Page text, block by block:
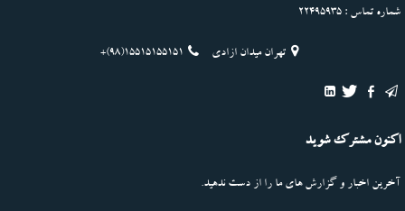
شماره تماس : 22495935
تهران میدان ازادی +(98)15515155151
اکنون مشترک شوید
آخرین اخبار و گزارش های ما را از دست ندهید.